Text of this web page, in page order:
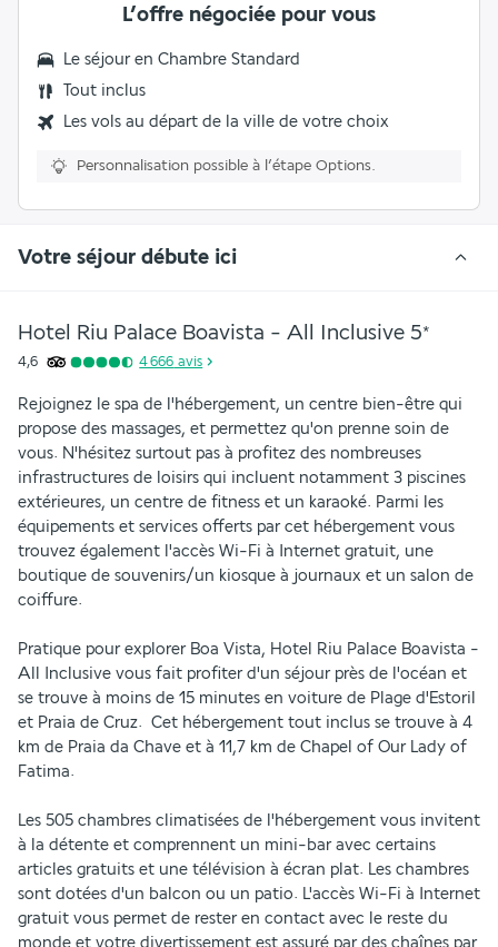
L’offre négociée pour vous
Le séjour en Chambre Standard
Tout inclus
Les vols au départ de la ville de votre choix
Personnalisation possible à l’étape Options.
Votre séjour débute ici
Hotel Riu Palace Boavista - All Inclusive 5*
4,6 4 666 avis
Rejoignez le spa de l'hébergement, un centre bien-être qui
propose des massages, et permettez qu'on prenne soin de
vous. N'hésitez surtout pas à profitez des nombreuses
infrastructures de loisirs qui incluent notamment 3 piscines
extérieures, un centre de fitness et un karaoké. Parmi les
équipements et services offerts par cet hébergement vous
trouvez également l'accès Wi-Fi à Internet gratuit, une
boutique de souvenirs/un kiosque à journaux et un salon de
coiffure.
Pratique pour explorer Boa Vista, Hotel Riu Palace Boavista -
All Inclusive vous fait profiter d'un séjour près de l'océan et
se trouve à moins de 15 minutes en voiture de Plage d'Estoril
et Praia de Cruz.  Cet hébergement tout inclus se trouve à 4
km de Praia da Chave et à 11,7 km de Chapel of Our Lady of
Fatima.
Les 505 chambres climatisées de l'hébergement vous invitent
à la détente et comprennent un mini-bar avec certains
articles gratuits et une télévision à écran plat. Les chambres
sont dotées d'un balcon ou un patio. L'accès Wi-Fi à Internet
gratuit vous permet de rester en contact avec le reste du
monde et votre divertissement est assuré par des chaînes par